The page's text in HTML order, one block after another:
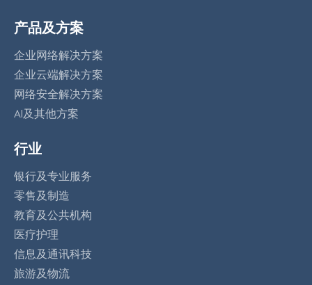
产品及方案
企业网络解决方案
企业云端解决方案
网络安全解决方案
AI及其他方案
行业
银行及专业服务
零售及制造
教育及公共机构
医疗护理
信息及通讯科技
旅游及物流